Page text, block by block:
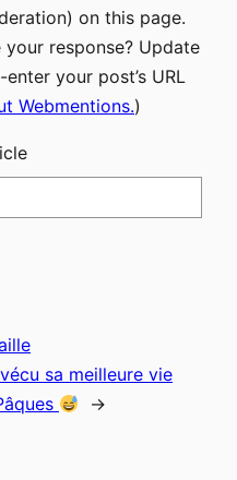
on this page.
response? Update
your post’s URL
Webmentions.)
sa meilleure vie
→